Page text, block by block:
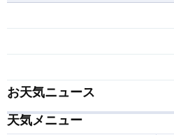
お天気ニュース
天気メニュー